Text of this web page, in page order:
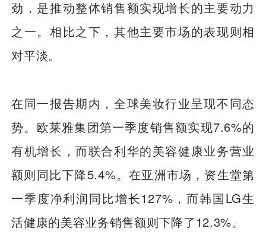
劲，是推动整体销售额实现增长的主要动力
之一。相比之下，其他主要市场的表现则相
对平淡。
在同一报告期内，全球美妆行业呈现不同态
势。欧莱雅集团第一季度销售额实现7.6%的
有机增长，而联合利华的美容健康业务营业
额则同比下降5.4%。在亚洲市场，资生堂第
一季度净利润同比增长127%，而韩国LG生
活健康的美容业务销售额则下降了12.3%。